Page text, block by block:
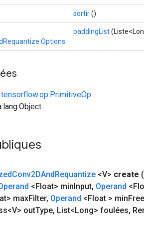
sortir()
paddingList
Conv2DAndRequantize <V> create
<Float> minInput, Operand
maxFilter, Operand <Float > min
outType, List<Long> foulées,